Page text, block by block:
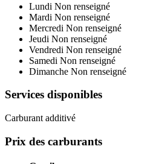
Lundi Non renseigné
Mardi Non renseigné
Mercredi Non renseigné
Jeudi Non renseigné
Vendredi Non renseigné
Samedi Non renseigné
Dimanche Non renseigné
Services disponibles
Carburant additivé
Prix des carburants